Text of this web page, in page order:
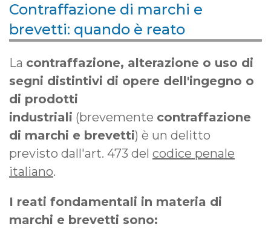
Contraffazione di marchi e
brevetti: quando è reato
La contraffazione, alterazione o uso di
segni distintivi di opere dell'ingegno o
di prodotti
industriali (brevemente contraffazione
di marchi e brevetti) è un delitto
previsto dall'art. 473 del codice penale
italiano.
I reati fondamentali in materia di
marchi e brevetti sono: